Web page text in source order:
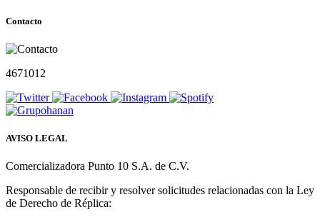
Contacto
4671012
AVISO LEGAL
Comercializadora Punto 10 S.A. de C.V.
Responsable de recibir y resolver solicitudes relacionadas con la Ley
de Derecho de Réplica: